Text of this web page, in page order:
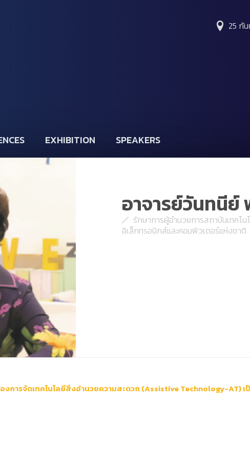
25 กั
EXHIBITION SPEAKERS
อาจารย์วันทนีย์
รักษาการผู้อำนวยการสถาบันเทคโ
อิเล็กทรอนิกส์และคอมพิวเตอร์แห่งชาติ
งการจัดเทคโนโลยีสิ่งอำนวยความสะดวก (Assistive Technology-AT)